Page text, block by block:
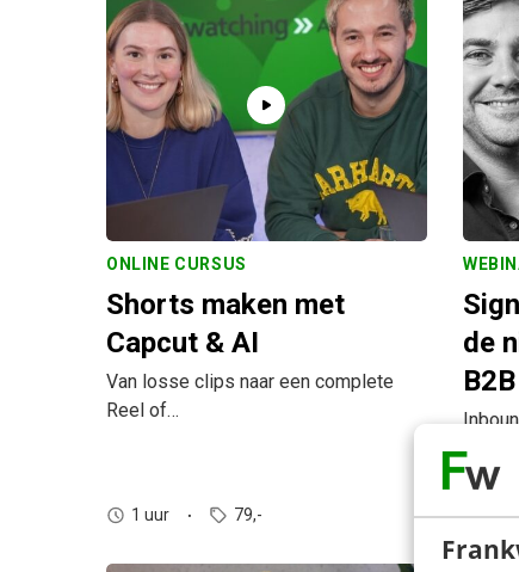
ONLINE CURSUS
Shorts maken met
Capcut & AI
Van losse clips naar een complete
Reel of…
1 uur 79,-
de
B2B
dat
Loek
sell